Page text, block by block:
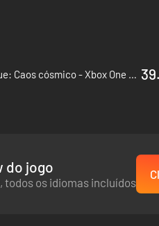
DC Justice League: Caos cósmico - Xbox One & Xbox Series X|S
do jogo
todos os idiomas incluídos